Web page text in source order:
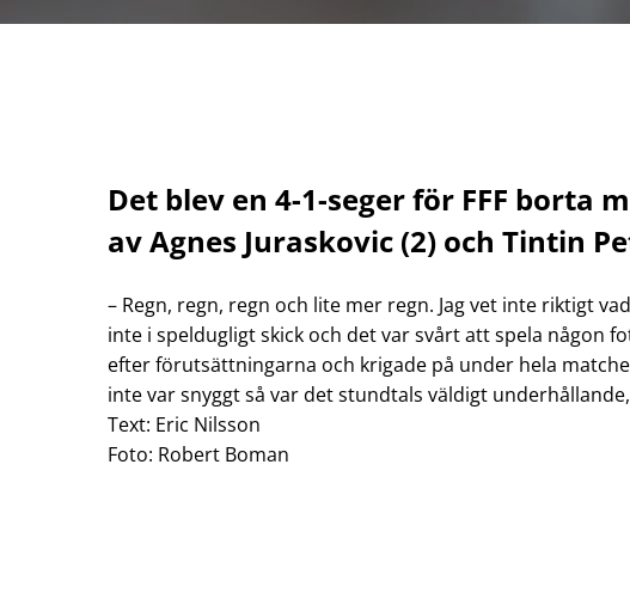
Det blev en 4-1-seger för FFF borta
av Agnes Juraskovic (2) och Tintin
– Regn, regn, regn och lite mer regn. Jag vet inte riktigt
inte i speldugligt skick och det var svårt att spela någon
efter förutsättningarna och krigade på under hela
inte var snyggt så var det stundtals väldigt
Text: Eric Nilsson
Foto: Robert Boman